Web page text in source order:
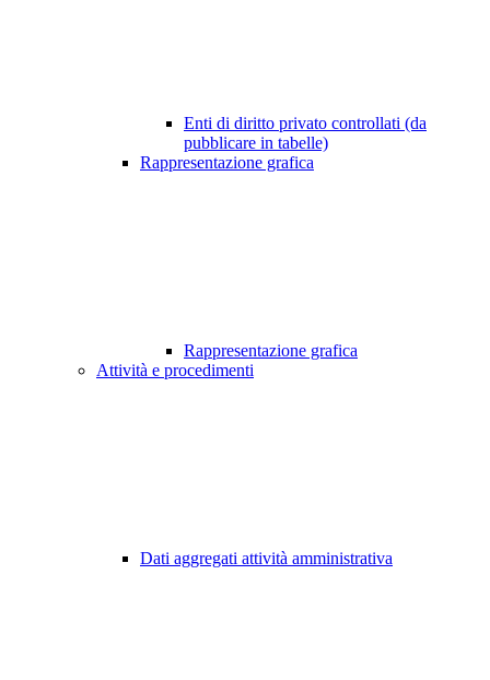
Enti di diritto privato controllati (da
pubblicare in tabelle)
Rappresentazione grafica
Rappresentazione grafica
Attività e procedimenti
Dati aggregati attività amministrativa